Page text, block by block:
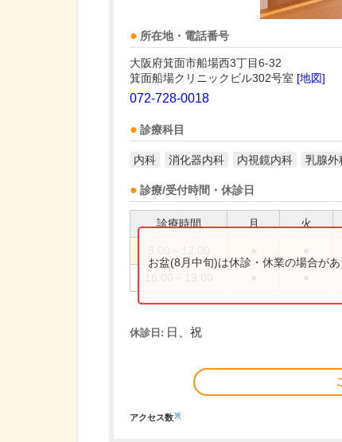
所在地・電話番号
大阪府箕面市船場西3丁目6-32
箕面船場クリニックビル302号室 [地図]
072-728-0018
診療科目
内科 消化器内科 内視鏡内科 乳腺外
診療/受付時間・休診日
診療時間 月 火
お盆(8月中旬)は休診・休業の場合が
休診日: 日、祝
アクセス数※